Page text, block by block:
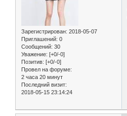
Зарегистрирован: 2018-05-07
Приглашений: 0
Сообщений: 30
Уважение: [+0/-0]
Позитив: [+0/-0]
Провел на форуме:
2 часа 20 минут
Последний визит:
2018-05-15 23:14:24